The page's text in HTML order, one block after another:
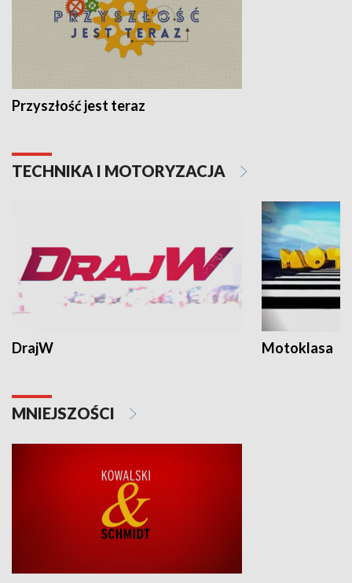
Przyszłość jest teraz
TECHNIKA I MOTORYZACJA
DrajW Motoklasa
MNIEJSZOŚCI